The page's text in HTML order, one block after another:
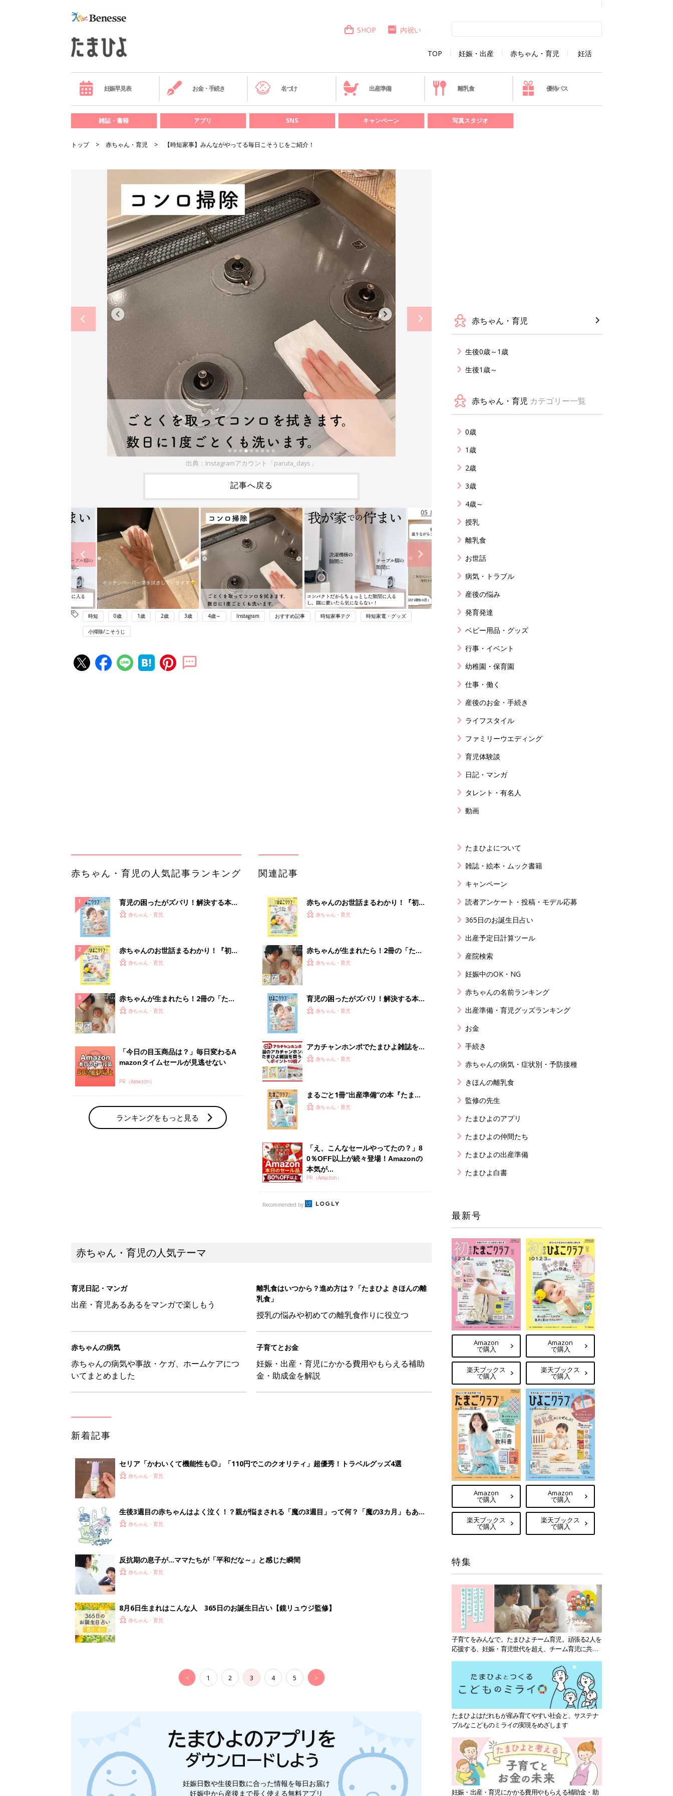
TOP 妊娠・出産 赤ちゃん・育児 妊活
SHOP 内祝い
妊娠早見表 お金・手続き 名づけ 出産準備 離乳食 優待パス
雑誌・書籍 アプリ SNS キャンペーン 写真スタジオ
トップ 赤ちゃん・育児 【時短家事】みんながやってる毎日こそうじをご紹介！
出典：Instagramアカウント「paruta_days」
記事へ戻る
時短 0歳 1歳 2歳 3歳 4歳～ Instagram おすすめ記事 時短家事テク 時短家電・グッズ
小掃除/こそうじ
mazonタイムセールが見逃せない
PR（Amazon）
ランキングをもっと見る
夫婦で予習する 出産の教科書
0％OFF以上が続々登場！Amazonの
本気が...
PR（Amazon）
赤ちゃん・育児の人気テーマ
育児日記・マンガ
離乳食はいつから？進め方は？「たまひよ きほんの離
授乳の悩みや初めての離乳食作りに役立つ
子育てとお金
妊娠・出産・育児にかかる費用やもらえる補助
金・助成金を解説
セリア「かわいくて機能性も◎」「110円でこのクオリティ」超優秀！トラベルグッズ4選
赤ちゃん・育児
生後3週目の赤ちゃんはよく泣く！？親が悩まされる「魔の3週目」って何？「魔の3カ月」もある
赤ちゃん・育児
反抗期の息子が...ママたちが「平和だな～」と感じた瞬間
< 1 2 3 4 5 >
赤ちゃん・育児
生後0歳～1歳
生後1歳～
赤ちゃん・育児 カテゴリー一覧
0歳
1歳
2歳
3歳
4歳～
授乳
離乳食
お世話
病気・トラブル
産後の悩み
発育発達
ベビー用品・グッズ
行事・イベント
幼稚園・保育園
仕事・働く
産後のお金・手続き
ライフスタイル
ファミリーウエディング
育児体験談
日記・マンガ
タレント・有名人
動画
たまひよについて
雑誌・絵本・ムック書籍
キャンペーン
読者アンケート・投稿・モデル応募
365日のお誕生日占い
出産予定日計算ツール
産院検索
妊娠中のOK・NG
赤ちゃんの名前ランキング
出産準備・育児グッズランキング
お金
手続き
赤ちゃんの病気・症状別・予防接種
きほんの離乳食
監修の先生
たまひよのアプリ
たまひよの仲間たち
たまひよの出産準備
たまひよ白書
最新号
Amazon
で購入
楽天ブックス
で購入
Amazon
で購入
楽天ブックス
で購入
Amazon
で購入
楽天ブックス
で購入
Amazon
で購入
楽天ブックス
で購入
特集
子育てをみんなで。たまひよチーム育児。頑張る2人を
応援する、妊娠・育児世代を超え、チーム育児に共感
たまひよはだれもが産み育てやすい社会と、サステナ
ブルなこどものミライの実現をめざします
妊娠・出産・育児にかかる費用やもらえる補助金・助